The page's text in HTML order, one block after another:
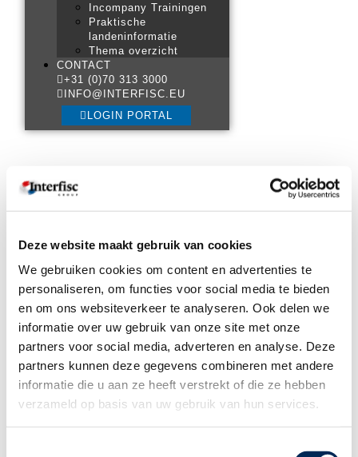
Deze website maakt gebruik van cookies
We gebruiken cookies om content en advertenties te
personaliseren, om functies voor social media te bieden
en om ons websiteverkeer te analyseren. Ook delen we
informatie over uw gebruik van onze site met onze
partners voor social media, adverteren en analyse. Deze
partners kunnen deze gegevens combineren met andere
informatie die u aan ze heeft verstrekt of die ze hebben
verzameld op basis van uw gebruik van hun services.
Incompany Trainingen
Praktische
landeninformatie
Thema overzicht
CONTACT
+31 (0)70 313 3000
INFO@INTERFISC.EU
LOGIN PORTAL
NEDERLAND: DOSSIEROPBOUW BIJ DISFUNCTIONEREN
Incompany training
Heeft u een werknemer die niet goed functioneert, dan wilt u weten wat
u als leidinggevende moet doen om erger te voorkomen. Het
opbouwen van een dossier is in deze situatie hoe dan ook belangrijk,
ongeacht of u verwacht dat de werknemer met wat begeleiding beter
zal kunnen functioneren of dat u aanstuurt op beëindiging van de
samenwerking.